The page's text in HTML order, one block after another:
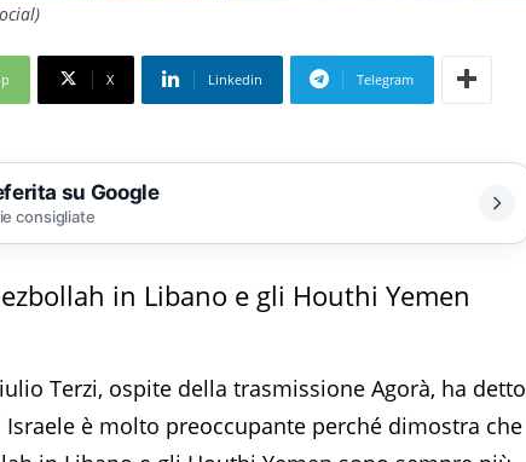
X Linkedin Telegram
su Google
consigliate
in Libano e gli Houthi Yemen
Terzi, ospite della trasmissione Agorà, ha detto
è molto preoccupante perché dimostra che